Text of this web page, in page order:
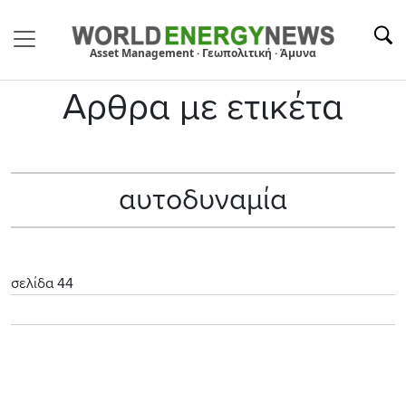
Asset Management · Γεωπολιτική · Άμυνα
Αρθρα με ετικέτα
αυτοδυναμία
σελίδα 44